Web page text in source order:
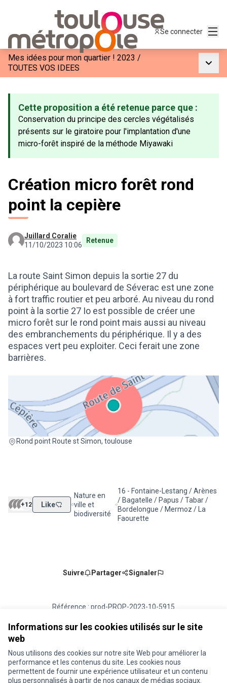
Informations sur les cookies utilisés sur le site
web
Nous utilisons des cookies sur notre site Web pour améliorer la
performance et les contenus du site. Les cookies nous
permettent de fournir une expérience utilisateur et un contenu
plus personnalisés à partir de nos canaux de médias sociaux.
Se connecter
Mes idées pour mon quartier ! 2023 /
TOUTES VOS IDEES
Cette proposition a été retenue parce que :
Conservation du principe des cercles végétalisés
présents sur le giratoire pour l'implantation d'une
micro-forêt inspiré de la méthode Miyawaki
Création micro forêt rond
point la cepière
Juillard Coralie
11/10/2023 10:06
Retenue
La route Saint Simon depuis la sortie 27 du
périphérique au boulevard de Séverac est une zone
à fort traffic routier et peu arboré. Au niveau du rond
point à la sortie 27 Io est possible de créer une
micro forêt sur le rond point mais aussi au niveau
des embranchements du périphérique. Il y a des
espaces vert peu exploiter. Ceci ferait une zone
barrières.
Rond point Route st Simon, toulouse
(Lien externe)
+12 Like Filtrer les résultats de la catégorie : Nature en
Nature en
ville et
biodiversité
Filtrer les résultats pour le
16 - Fontaine-Lestang / Arènes
/ Bagatelle / Papus / Tabar /
Bordelongue / Mermoz / La
Faourette
Suivre Partager Signaler
Référence : prod-PROP-2023-10-5915
Vérifiez l'empreinte numérique
Conditions d'utilisation
Paramètres des cookies
Je participe ! sur X
Je participe ! sur Facebook
Je participe ! sur Instagram